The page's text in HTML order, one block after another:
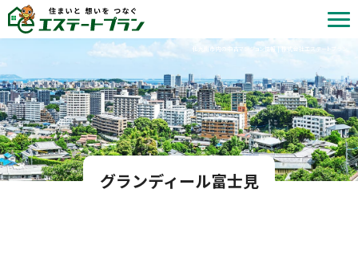
北九州市内の中古マンション情報 | 株式会社エステートプラン
グランディール富士見